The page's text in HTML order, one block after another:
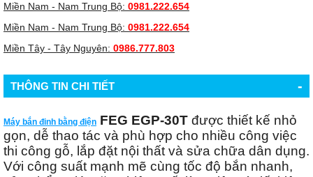
Miền Nam - Nam Trung Bộ: 0981.222.654
Miền Nam - Nam Trung Bộ: 0981.222.654
Miền Tây - Tây Nguyên: 0986.777.803
THÔNG TIN CHI TIẾT -
Máy bắn đinh bằng điện FEG EGP-30T được thiết kế nhỏ
gọn, dễ thao tác và phù hợp cho nhiều công việc
thi công gỗ, lắp đặt nội thất và sửa chữa dân dụng.
Với công suất mạnh mẽ cùng tốc độ bắn nhanh,